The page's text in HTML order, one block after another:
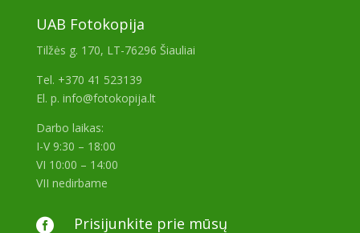
UAB Fotokopija
Tilžės g. 170, LT-76296 Šiauliai
Tel. +370 41 523139
El. p. info@fotokopija.lt
Darbo laikas:
I-V 9:30 – 18:00
VI 10:00 – 14:00
VII nedirbame
 Prisijunkite prie mūsų